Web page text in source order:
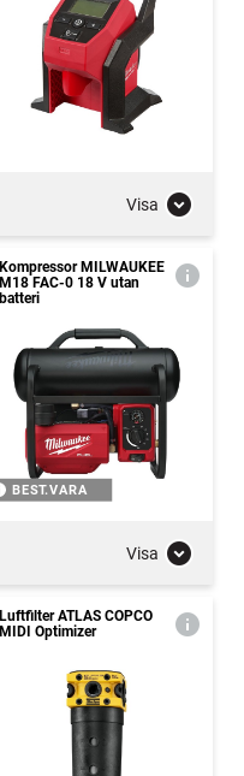
Visa
Kompressor MILWAUKEE
M18 FAC-0 18 V utan
batteri
BEST.VARA
Visa
Luftfilter ATLAS COPCO
MIDI Optimizer